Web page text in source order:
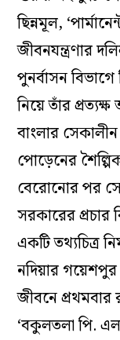
ছিন্নমূল,
জীবনযন্ত্রণার
পুনর্বাসন
নিয়ে তাঁর
বাংলার
পোড়েনের
বেরোনোর পর
সরকারের প্রচার
একটি তথ্যচিত্র
নদিয়ার গয়েশপুর
জীবনে
‘বকুলতলা পি.